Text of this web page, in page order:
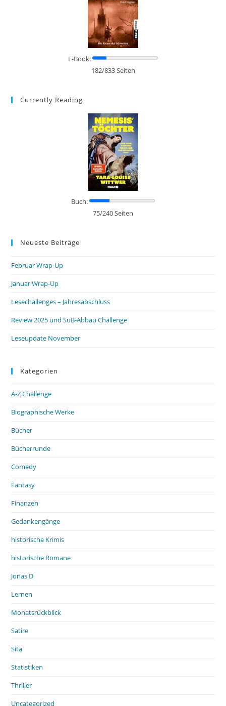
E-Book:
182/833 Seiten
Currently Reading
Buch:
75/240 Seiten
Neueste Beiträge
Februar Wrap-Up
Januar Wrap-Up
Lesechallenges – Jahresabschluss
Review 2025 und SuB-Abbau Challenge
Leseupdate November
Kategorien
A-Z Challenge
Biographische Werke
Bücher
Bücherrunde
Comedy
Fantasy
Finanzen
Gedankengänge
historische Krimis
historische Romane
Jonas D
Lernen
Monatsrückblick
Satire
Sita
Statistiken
Thriller
Uncategorized